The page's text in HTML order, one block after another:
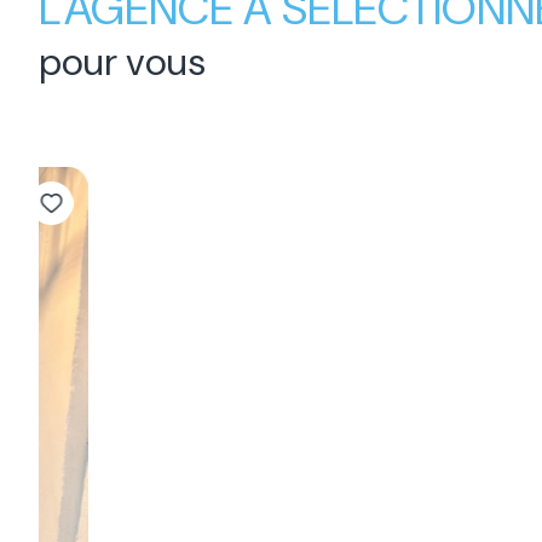
pour vous
Sous-compromis
Maison 5 pièce(s)
4 chambre(s)
Beauvallon (26800)
449 900 €